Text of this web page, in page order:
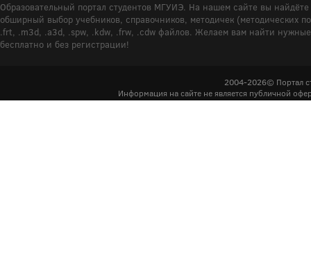
Образовательный портал студентов МГУИЭ. На нашем сайте вы
обширный выбор учебников, справочников, методичек (методических
.frt, .m3d, .a3d, .spw, .kdw, .frw, .cdw файлов. Желаем вам найти
бесплатно и без регистрации!
2004-2026© Портал
Информация на сайте не является публичной